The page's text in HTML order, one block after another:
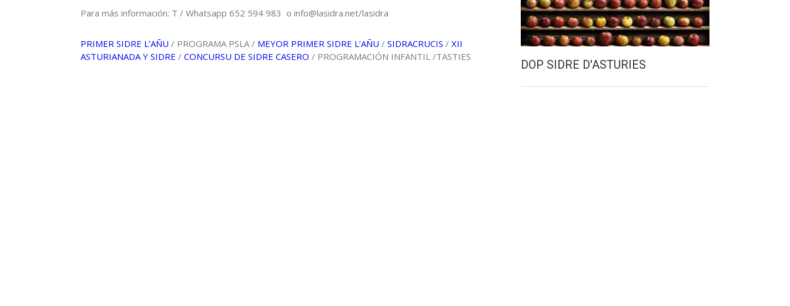
Para más información: T / Whatsapp 652 594 983 o info@lasidra.net/lasidra
PRIMER SIDRE L’AÑU / PROGRAMA PSLA / MEYOR PRIMER SIDRE L’AÑU / SIDRACRUCIS / XII
ASTURIANADA Y SIDRE / CONCURSU DE SIDRE CASERO / PROGRAMACIÓN INFANTIL /TASTIES
DOP SIDRE D'ASTURIES